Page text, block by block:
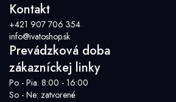
Kontakt
+421 907 706 354
info@ivatoshop.sk
Prevádzková doba
zákazníckej linky
Po - Pia: 8:00 - 16:00
So - Ne: zatvorené